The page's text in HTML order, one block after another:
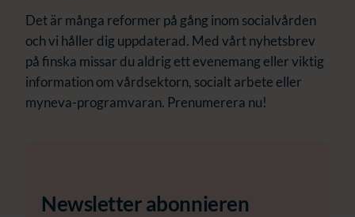
Det är många reformer på gång inom socialvården
och vi håller dig uppdaterad. Med vårt nyhetsbrev
på finska missar du aldrig ett evenemang eller viktig
information om vårdsektorn, socialt arbete eller
myneva-programvaran. Prenumerera nu!
Newsletter abonnieren